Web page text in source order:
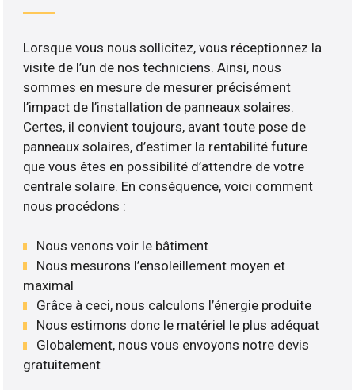
Lorsque vous nous sollicitez, vous réceptionnez la
visite de l’un de nos techniciens. Ainsi, nous
sommes en mesure de mesurer précisément
l’impact de l’installation de panneaux solaires.
Certes, il convient toujours, avant toute pose de
panneaux solaires, d’estimer la rentabilité future
que vous êtes en possibilité d’attendre de votre
centrale solaire. En conséquence, voici comment
nous procédons :
Nous venons voir le bâtiment
Nous mesurons l’ensoleillement moyen et
maximal
Grâce à ceci, nous calculons l’énergie produite
Nous estimons donc le matériel le plus adéquat
Globalement, nous vous envoyons notre devis
gratuitement